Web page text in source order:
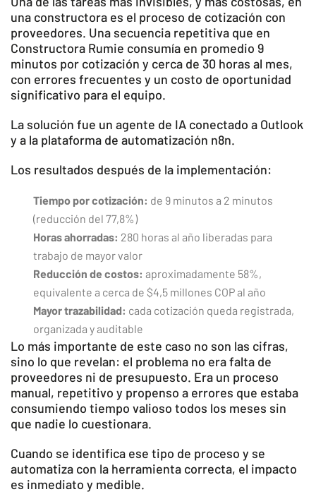
una constructora es el proceso de cotización con
proveedores. Una secuencia repetitiva que en
Constructora Rumie consumía en promedio 9
minutos por cotización y cerca de 30 horas al mes,
con errores frecuentes y un costo de oportunidad
significativo para el equipo.
La solución fue un agente de IA conectado a Outlook
y a la plataforma de automatización n8n.
Los resultados después de la implementación:
Tiempo por cotización: de 9 minutos a 2 minutos
(reducción del 77,8%)
Horas ahorradas: 280 horas al año liberadas para
trabajo de mayor valor
Reducción de costos: aproximadamente 58%,
equivalente a cerca de $4,5 millones COP al año
Mayor trazabilidad: cada cotización queda registrada,
organizada y auditable
Lo más importante de este caso no son las cifras,
sino lo que revelan: el problema no era falta de
proveedores ni de presupuesto. Era un proceso
manual, repetitivo y propenso a errores que estaba
consumiendo tiempo valioso todos los meses sin
que nadie lo cuestionara.
Cuando se identifica ese tipo de proceso y se
automatiza con la herramienta correcta, el impacto
es inmediato y medible.